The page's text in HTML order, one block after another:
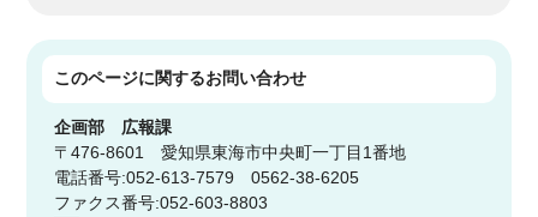
このページに関するお問い合わせ
企画部 広報課
〒476-8601 愛知県東海市中央町一丁目1番地
電話番号:052-613-7579 0562-38-6205
ファクス番号:052-603-8803